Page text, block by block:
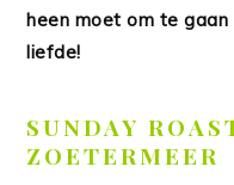
heen moet om te
liefde!
SUNDAY
ZOETERMEER